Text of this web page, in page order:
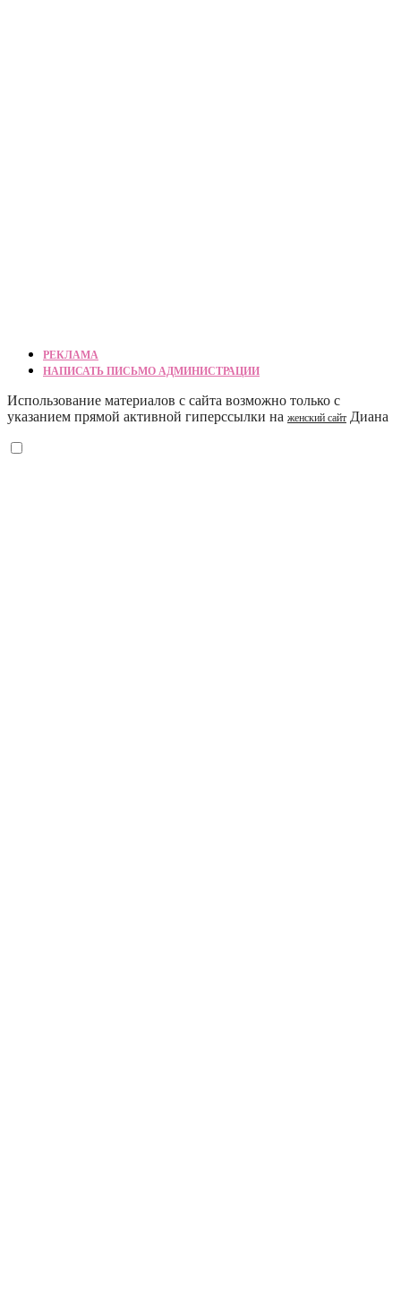
РЕКЛАМА
НАПИСАТЬ ПИСЬМО АДМИНИСТРАЦИИ
Использование материалов с сайта возможно только с
указанием прямой активной гиперссылки на женский сайт Диана